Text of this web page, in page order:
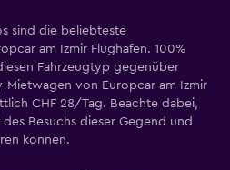
sind die beliebteste
am Izmir Flughafen. 100%
Fahrzeugtyp gegenüber
von Europcar am Izmir
CHF 28/Tag. Beachte dabei,
Besuchs dieser Gegend und
können.